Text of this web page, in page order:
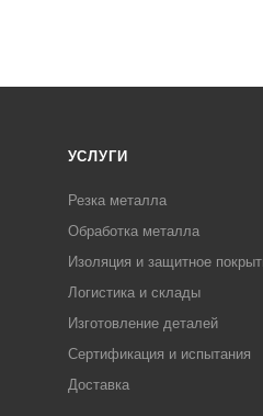
УСЛУГИ
Резка металла
Обработка металла
Изоляция и защитное
Логистика и склады
Изготовление деталей
Сертификация и испытания
Доставка